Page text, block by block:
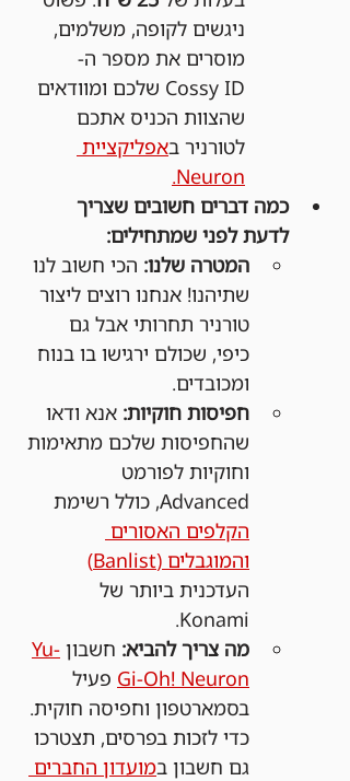
ניגשים לקופה, משלמים,
מוסרים את מספר ה-
Cossy ID שלכם ומוודאים
שהצוות הכניס אתכם
לטורניר באפליקציית
Neuron.
כמה דברים חשובים שצריך
לדעת לפני שמתחילים:
המטרה שלנו: הכי חשוב לנו
שתיהנו! אנחנו רוצים ליצור
טורניר תחרותי אבל גם
כיפי, שכולם ירגישו בו בנוח
ומכובדים.
חפיסות חוקיות: אנא ודאו
שהחפיסות שלכם מתאימות
וחוקיות לפורמט
Advanced, כולל רשימת
הקלפים האסורים
והמוגבלים (Banlist)
העדכנית ביותר של
Konami.
מה צריך להביא: חשבון Yu-
Gi-Oh! Neuron פעיל
בסמארטפון וחפיסה חוקית.
כדי לזכות בפרסים, תצטרכו
גם חשבון במועדון החברים